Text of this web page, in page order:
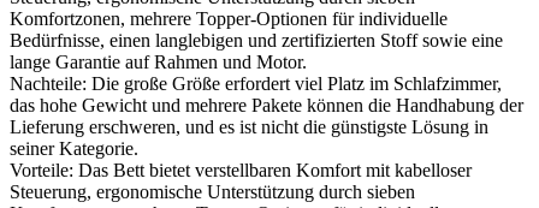
Komfortzonen, mehrere Topper-Optionen für individuelle
Bedürfnisse, einen langlebigen und zertifizierten Stoff sowie eine
lange Garantie auf Rahmen und Motor.
Nachteile: Die große Größe erfordert viel Platz im Schlafzimmer,
das hohe Gewicht und mehrere Pakete können die Handhabung der
Lieferung erschweren, und es ist nicht die günstigste Lösung in
seiner Kategorie.
Vorteile: Das Bett bietet verstellbaren Komfort mit kabelloser
Steuerung, ergonomische Unterstützung durch sieben